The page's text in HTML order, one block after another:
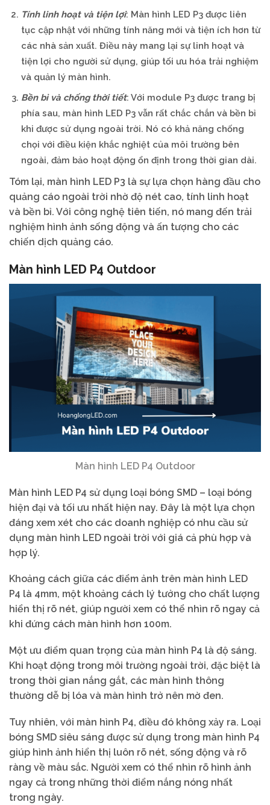
Tính linh hoạt và tiện lợi: Màn hình LED P3 được liên
tục cập nhật với những tính năng mới và tiện ích hơn từ
các nhà sản xuất. Điều này mang lại sự linh hoạt và
tiện lợi cho người sử dụng, giúp tối ưu hóa trải nghiệm
và quản lý màn hình.
Bền bỉ và chống thời tiết: Với module P3 được trang bị
phía sau, màn hình LED P3 vẫn rất chắc chắn và bền bỉ
khi được sử dụng ngoài trời. Nó có khả năng chống
chọi với điều kiện khắc nghiệt của môi trường bên
ngoài, đảm bảo hoạt động ổn định trong thời gian dài.
Tóm lại, màn hình LED P3 là sự lựa chọn hàng đầu cho
quảng cáo ngoài trời nhờ độ nét cao, tính linh hoạt
và bền bỉ. Với công nghệ tiên tiến, nó mang đến trải
nghiệm hình ảnh sống động và ấn tượng cho các
chiến dịch quảng cáo.
Màn hình LED P4 Outdoor
Màn hình LED P4 Outdoor
Màn hình LED P4 sử dụng loại bóng SMD – loại bóng
hiện đại và tối ưu nhất hiện nay. Đây là một lựa chọn
đáng xem xét cho các doanh nghiệp có nhu cầu sử
dụng màn hình LED ngoài trời với giá cả phù hợp và
hợp lý.
Khoảng cách giữa các điểm ảnh trên màn hình LED
P4 là 4mm, một khoảng cách lý tưởng cho chất lượng
hiển thị rõ nét, giúp người xem có thể nhìn rõ ngay cả
khi đứng cách màn hình hơn 100m.
Một ưu điểm quan trọng của màn hình P4 là độ sáng.
Khi hoạt động trong môi trường ngoài trời, đặc biệt là
trong thời gian nắng gắt, các màn hình thông
thường dễ bị lóa và màn hình trở nên mờ đen.
Tuy nhiên, với màn hình P4, điều đó không xảy ra. Loại
bóng SMD siêu sáng được sử dụng trong màn hình P4
giúp hình ảnh hiển thị luôn rõ nét, sống động và rõ
ràng về màu sắc. Người xem có thể nhìn rõ hình ảnh
ngay cả trong những thời điểm nắng nóng nhất
trong ngày.